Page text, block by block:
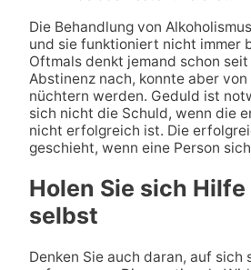
Die Behandlung von
und sie funktioniert nicht immer
Oftmals denkt jemand schon
Abstinenz nach, konnte aber
nüchtern werden. Geduld ist
sich nicht die Schuld, wenn die
nicht erfolgreich ist. Die
geschieht, wenn eine Person
Holen Sie sich
selbst
Denken Sie auch daran, auf sich